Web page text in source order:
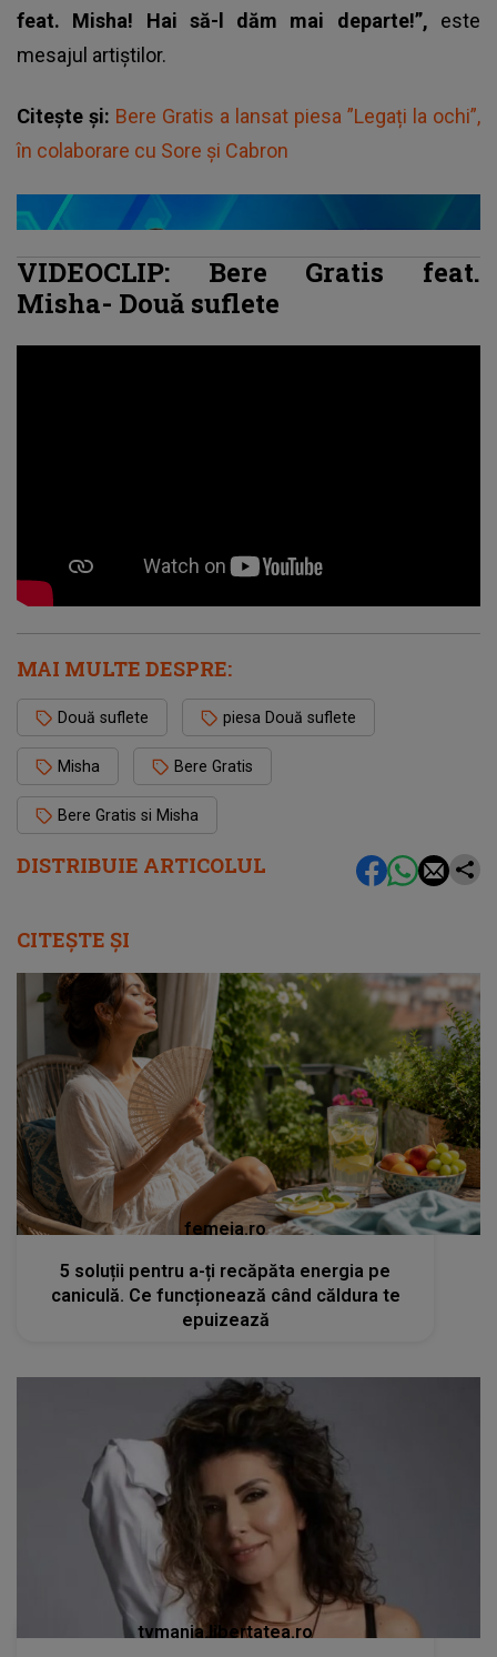
DISTRIBUIE ARTICOLUL
feat. Misha! Hai să-l dăm mai departe!”, este
mesajul artiştilor.
Citește și: Bere Gratis a lansat piesa ”Legați la ochi”,
în colaborare cu Sore și Cabron
VIDEOCLIP: Bere Gratis feat.
Misha- Două suflete
MAI MULTE DESPRE:
Două suflete piesa Două suflete
Misha Bere Gratis
Bere Gratis si Misha
CITEȘTE ȘI
femeia.ro
5 soluții pentru a-ți recăpăta energia pe
caniculă. Ce funcționează când căldura te
epuizează
tvmania.libertatea.ro